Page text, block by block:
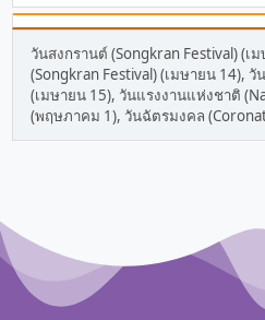
วันสงกรานต์ (Songkran Festival) (เ
(Songkran Festival) (เมษายน 14),
(เมษายน 15), วันแรงงานแห่งชาติ
(พฤษภาคม 1), วันฉัตรมงคล